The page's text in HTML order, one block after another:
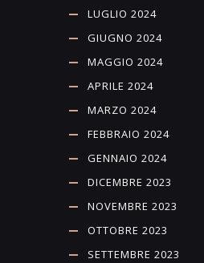
LUGLIO 2024
GIUGNO 2024
MAGGIO 2024
APRILE 2024
MARZO 2024
FEBBRAIO 2024
GENNAIO 2024
DICEMBRE 2023
NOVEMBRE 2023
OTTOBRE 2023
SETTEMBRE 2023